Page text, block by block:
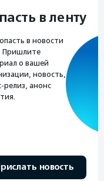
в ленту
в новости
Пришлите
о вашей
новость,
релиз, анонс
новость